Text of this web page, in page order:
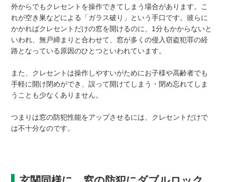
外からでもクレセントを操作できてしまう場合があります。こ
れが空き巣などによる「ガラス破り」という手口です。彼らに
かかればクレセントだけの窓を開けるのに、1分もかからないと
いわれ、無戸締まりと合わせて、窓が多くの侵入窃盗犯罪の経
路となっている原因のひとつといわれています。
また、クレセントは操作しやすいがためにお子様や高齢者でも
手軽に開け閉めができ、誤って開けてしまう・閉め忘れてしま
うことも少なくありません。
つまりは窓の防犯性能をアップさせるには、クレセントだけで
は不十分なのです。